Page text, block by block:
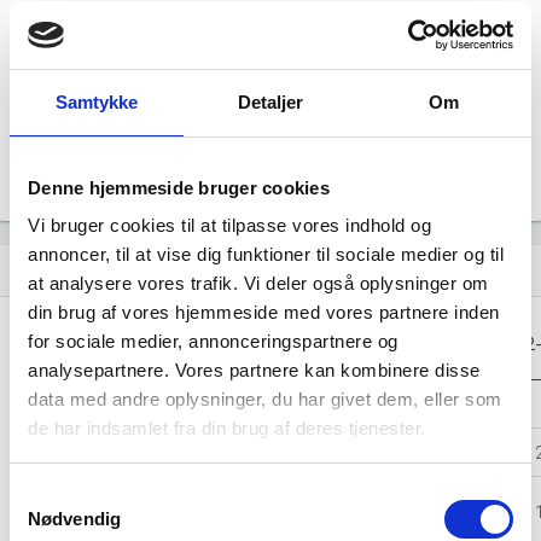
Samtykke Detaljer Om
Denne hjemmeside bruger cookies
Vi bruger cookies til at tilpasse vores indhold og
annoncer, til at vise dig funktioner til sociale medier og til
at analysere vores trafik. Vi deler også oplysninger om
din brug af vores hjemmeside med vores partnere inden
for sociale medier, annonceringspartnere og
analysepartnere. Vores partnere kan kombinere disse
data med andre oplysninger, du har givet dem, eller som
de har indsamlet fra din brug af deres tjenester.
Nødvendig
Årsrapporten 2023-12 file_download
Årsrapporten 2022-12
Regnskaber
Resultat i 1000
DKK
2025-12 2024-12
Nettoomsætning - - -
(EBIT)
387